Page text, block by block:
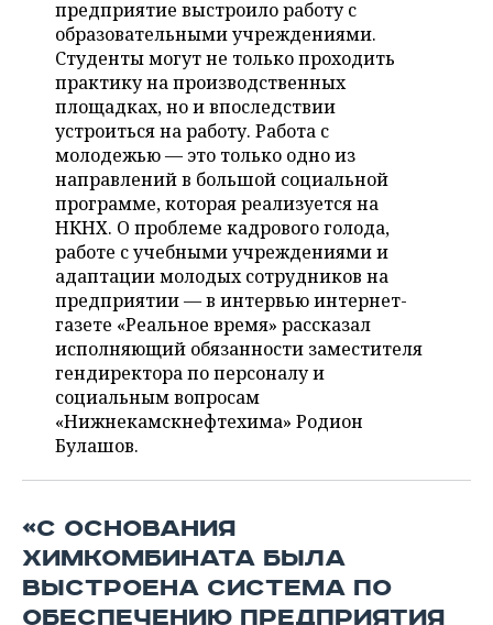
НЕФТЬ
ОПК
ЭНЕРГЕТИКА
ТРАНСПОРТ
УСЛУГИ
МЕДИА
ТЕЛЕКОММУНИКАЦИИ
НОВОСТИ МЕРОПРИЯТИЙ
ВЫЕЗДНАЯ РЕДАКЦИЯ
БИЗНЕС-БРАНЧИ
ONLINE-КОНФЕРЕНЦИИ
ОТКРЫТАЯ ЛЕКЦИЯ
СПОРТ
НОВОСТИ СПОРТА
ФУТБОЛ
ХОККЕЙ
БАСКЕТБОЛ
ВОЛЕЙБОЛ
КИБЕРСПОРТ
ФИГУРНОЕ КАТАНИЕ
ВОДНЫЕ ВИДЫ СПОРТА
ОБЩЕСТВО
НОВОСТИ ОБЩЕСТВА
ВЛАСТЬ
ИНФРАСТРУКТУРА
ИСТОРИЯ
КУЛЬТУРА
МЕДИЦИНА
ОБРАЗОВАНИЕ
ФОТОГАЛЕРЕЯ
СЮЖЕТЫ
СПРАВОЧНИК
СПИСОК ПЕРСОН
СПИСОК КОМПАНИЙ
ПОЛНАЯ ВЕРСИЯ
предприятие выстроило работу с
образовательными учреждениями.
Студенты могут не только проходить
практику на производственных
площадках, но и впоследствии
устроиться на работу. Работа с
молодежью — это только одно из
направлений в большой социальной
программе, которая реализуется на
НКНХ. О проблеме кадрового голода,
работе с учебными учреждениями и
адаптации молодых сотрудников на
предприятии — в интервью интернет-
газете «Реальное время» рассказал
исполняющий обязанности заместителя
гендиректора по персоналу и
социальным вопросам
«Нижнекамскнефтехима» Родион
Булашов.
«С ОСНОВАНИЯ
ХИМКОМБИНАТА БЫЛА
ВЫСТРОЕНА СИСТЕМА ПО
ОБЕСПЕЧЕНИЮ ПРЕДПРИЯТИЯ